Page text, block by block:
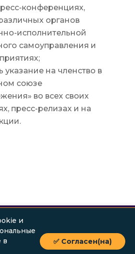
конференциях,
органов
исполнительной
самоуправления и
указание на членство в
союзе
во всех своих
пресс-релизах и на
| Дизайн и разработка
и
в
✅ Согласен(на)